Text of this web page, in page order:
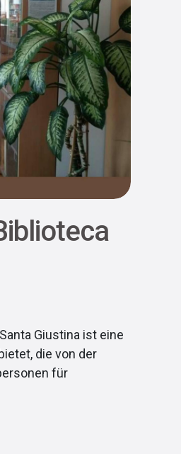
Giustina ist eine
die von der
für